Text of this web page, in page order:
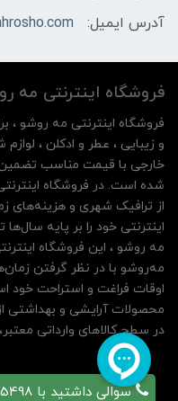
آدرس ایمیل:
فروشگاه اینترنتی مه‌
فروشگاه اینترنتی مه‌ رو‌شو ،
و زیبایی ، عطر و ادکلن ،
خارجی با قیمت مناسب تضمین
شده است. در فروشگاه
از ترافیک شهری و هزینه‌های
مه روشو ، این فروشگاه
مه‌رو‌شو با در نظر گرفتن
اوقات فراغت و استراحت خود
محصولات آرایشی و بهداشتی
در سطح کالاهای وارداتی